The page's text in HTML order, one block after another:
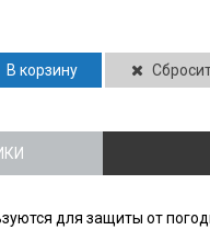
В корзину
для защиты от